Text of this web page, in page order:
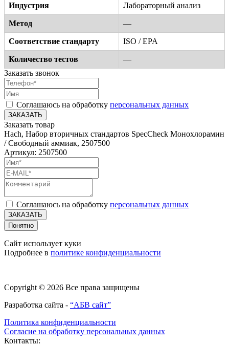
Индустрия Лабораторный анализ
Метод —
Соответствие стандарту ISO / EPA
Количество тестов
—
Заказать звонок
Соглашаюсь на обработку персональных данных
ЗАКАЗАТЬ
Заказать товар
Hach, Набор вторичных стандартов SpecCheck Монохлорамин
/ Свободный аммиак, 2507500
Артикул: 2507500
Соглашаюсь на обработку персональных данных
ЗАКАЗАТЬ
Понятно
Сайт использует куки
Подробнее в политике конфиденциальности
Copyright © 2026 Все права защищены
Разработка сайта - “АБВ сайт”
Политика конфиденциальности
Согласие на обработку персональных данных
Контакты: